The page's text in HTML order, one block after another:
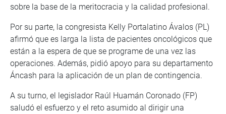
sobre la base de la meritocracia y la calidad profesional.
Por su parte, la congresista Kelly Portalatino Ávalos (PL)
afirmó que es larga la lista de pacientes oncológicos que
están a la espera de que se programe de una vez las
operaciones. Además, pidió apoyo para su departamento
Áncash para la aplicación de un plan de contingencia.
A su turno, el legislador Raúl Huamán Coronado (FP)
saludó el esfuerzo y el reto asumido al dirigir una